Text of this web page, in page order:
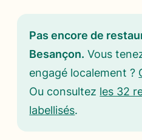
Pas encore de
Besançon. Vous
engagé localement ?
Ou consultez les 32
labellisés.